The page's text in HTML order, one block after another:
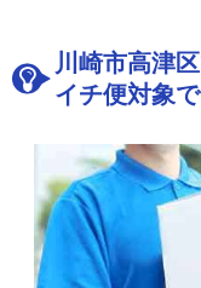
川崎市高津
イチ便対象